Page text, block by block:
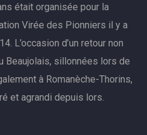
était organisée pour la
Virée des Pionniers il y a
L’occasion d’un retour non
Beaujolais, sillonnées lors de
à Romanèche-Thorins,
et agrandi depuis lors.